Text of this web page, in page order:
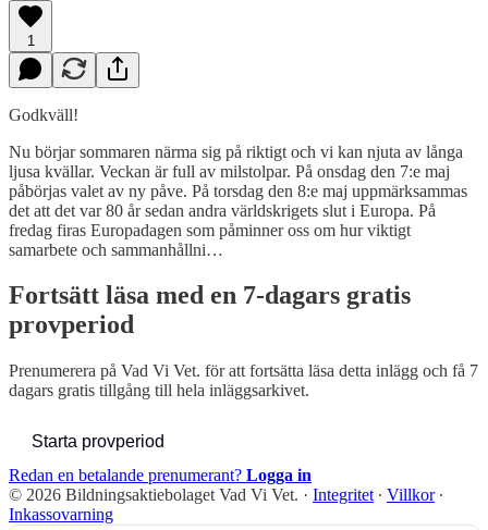
1
Godkväll!
Nu börjar sommaren närma sig på riktigt och vi kan njuta av långa
ljusa kvällar. Veckan är full av milstolpar. På onsdag den 7:e maj
påbörjas valet av ny påve. På torsdag den 8:e maj uppmärksammas
det att det var 80 år sedan andra världskrigets slut i Europa. På
fredag firas Europadagen som påminner oss om hur viktigt
samarbete och sammanhållni…
Fortsätt läsa med en 7-dagars gratis
provperiod
Prenumerera på Vad Vi Vet. för att fortsätta läsa detta inlägg och få 7
dagars gratis tillgång till hela inläggsarkivet.
Starta provperiod
Redan en betalande prenumerant? Logga in
© 2026 Bildningsaktiebolaget Vad Vi Vet. · Integritet ∙ Villkor∙
Inkassovarning